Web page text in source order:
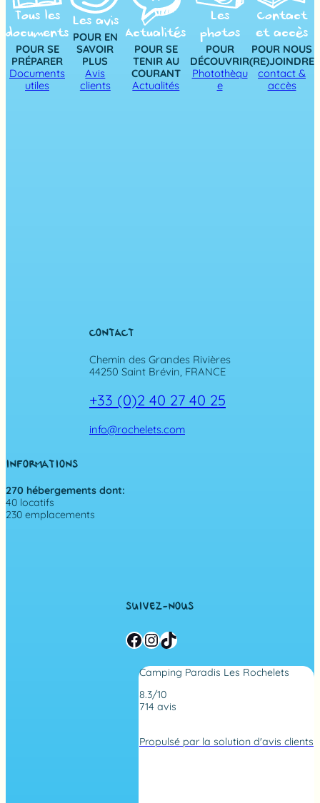
Tous les
documents
POUR SE
PRÉPARER
Documents
utiles
Les avis
POUR EN
SAVOIR
PLUS
Avis
clients
Actualités
POUR SE
TENIR AU
COURANT
Actualités
Les
photos
POUR
DÉCOUVRIR
Photothèqu
e
Contact
et accès
POUR NOUS
(RE)JOINDRE
contact &
accès
CONTACT
Chemin des Grandes Rivières
44250 Saint Brévin, FRANCE
+33 (0)2 40 27 40 25
info@rochelets.com
INFORMATIONS
270 hébergements dont:
40 locatifs
230 emplacements
SUIVEZ-NOUS
Facebook InstagramTikTok
Camping Paradis Les Rochelets
8.3/10
714 avis
o
Propulsé par la solution d'avis clients